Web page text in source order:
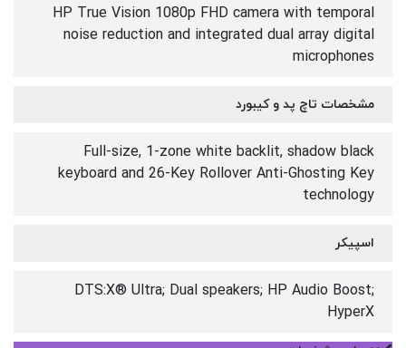
HP True Vision 1080p FHD camera with temporal
noise reduction and integrated dual array digital
microphones
مشخصات تاچ پد و کیبورد
Full-size, 1-zone white backlit, shadow black
keyboard and 26-Key Rollover Anti-Ghosting Key
technology
اسپیکر
DTS:X® Ultra; Dual speakers; HP Audio Boost;
HyperX